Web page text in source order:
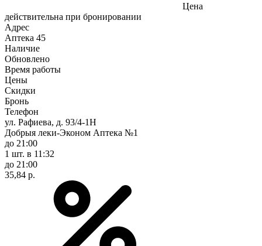
Цена
действительна при бронировании
Адрес
Аптека 45
Наличие
Обновлено
Время работы
Цены
Скидки
Бронь
Телефон
ул. Рафиева, д. 93/4-1Н
Добрыя леки-Эконом Аптека №1
до 21:00
1 шт. в 11:32
до 21:00
35,84 р.